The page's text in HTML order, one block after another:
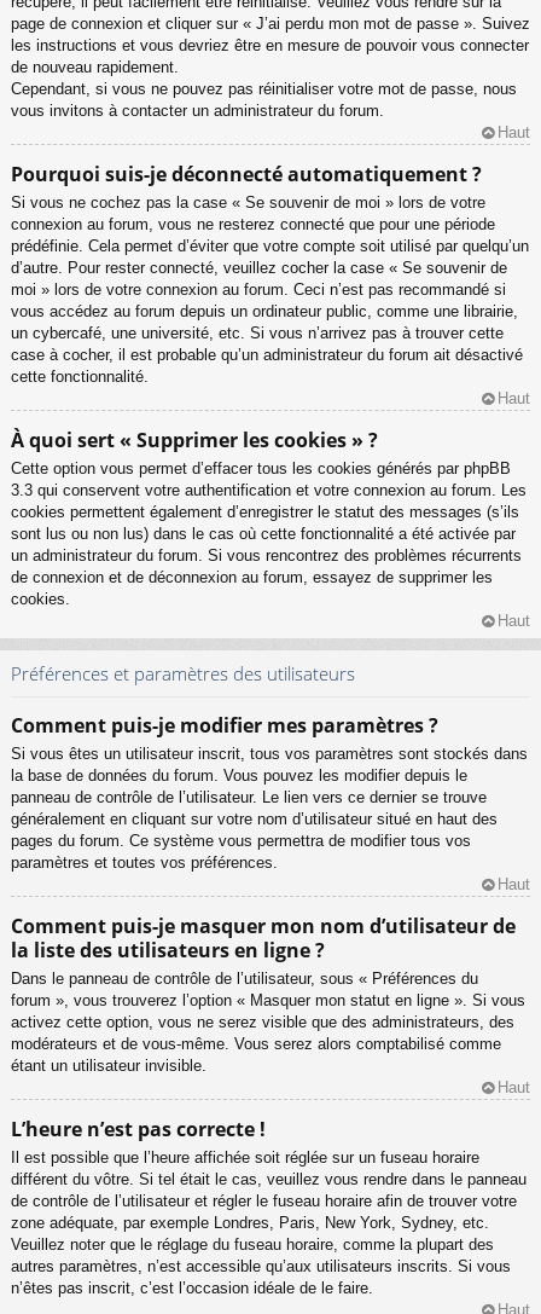
page de connexion et cliquer sur « J’ai perdu mon mot de passe ». Suivez
les instructions et vous devriez être en mesure de pouvoir vous connecter
de nouveau rapidement.
Cependant, si vous ne pouvez pas réinitialiser votre mot de passe, nous
vous invitons à contacter un administrateur du forum.
Haut
Pourquoi suis-je déconnecté automatiquement ?
Si vous ne cochez pas la case « Se souvenir de moi » lors de votre
connexion au forum, vous ne resterez connecté que pour une période
prédéfinie. Cela permet d’éviter que votre compte soit utilisé par quelqu’un
d’autre. Pour rester connecté, veuillez cocher la case « Se souvenir de
moi » lors de votre connexion au forum. Ceci n’est pas recommandé si
vous accédez au forum depuis un ordinateur public, comme une librairie,
un cybercafé, une université, etc. Si vous n’arrivez pas à trouver cette
case à cocher, il est probable qu’un administrateur du forum ait désactivé
cette fonctionnalité.
Haut
À quoi sert « Supprimer les cookies » ?
Cette option vous permet d’effacer tous les cookies générés par phpBB
3.3 qui conservent votre authentification et votre connexion au forum. Les
cookies permettent également d’enregistrer le statut des messages (s’ils
sont lus ou non lus) dans le cas où cette fonctionnalité a été activée par
un administrateur du forum. Si vous rencontrez des problèmes récurrents
de connexion et de déconnexion au forum, essayez de supprimer les
cookies.
Haut
Préférences et paramètres des utilisateurs
Comment puis-je modifier mes paramètres ?
Si vous êtes un utilisateur inscrit, tous vos paramètres sont stockés dans
la base de données du forum. Vous pouvez les modifier depuis le
panneau de contrôle de l’utilisateur. Le lien vers ce dernier se trouve
généralement en cliquant sur votre nom d’utilisateur situé en haut des
pages du forum. Ce système vous permettra de modifier tous vos
paramètres et toutes vos préférences.
Haut
Comment puis-je masquer mon nom d’utilisateur de
la liste des utilisateurs en ligne ?
Dans le panneau de contrôle de l’utilisateur, sous « Préférences du
forum », vous trouverez l’option « Masquer mon statut en ligne ». Si vous
activez cette option, vous ne serez visible que des administrateurs, des
modérateurs et de vous-même. Vous serez alors comptabilisé comme
étant un utilisateur invisible.
Haut
L’heure n’est pas correcte !
Il est possible que l’heure affichée soit réglée sur un fuseau horaire
différent du vôtre. Si tel était le cas, veuillez vous rendre dans le panneau
de contrôle de l’utilisateur et régler le fuseau horaire afin de trouver votre
zone adéquate, par exemple Londres, Paris, New York, Sydney, etc.
Veuillez noter que le réglage du fuseau horaire, comme la plupart des
autres paramètres, n’est accessible qu’aux utilisateurs inscrits. Si vous
n’êtes pas inscrit, c’est l’occasion idéale de le faire.
Haut